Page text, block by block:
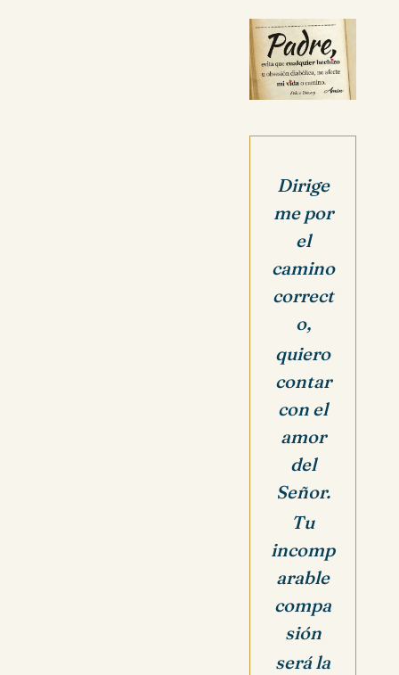
Dirige
me por
el
camino
correct
o,
quiero
contar
con el
amor
del
Señor.
Tu
incomp
arable
compa
sión
será la